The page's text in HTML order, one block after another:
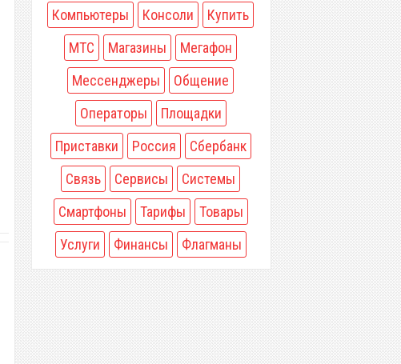
Компьютеры
Консоли
Купить
МТС
Магазины
Мегафон
Мессенджеры
Общение
Операторы
Площадки
Приставки
Россия
Сбербанк
Связь
Сервисы
Системы
Смартфоны
Тарифы
Товары
Услуги
Финансы Флагманы